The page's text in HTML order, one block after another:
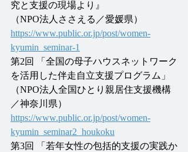
究と支援の現場より』
（NPO法人ささえる／愛媛県）
https://www.public.or.jp/post/women-
kyumin_seminar-1
第2回 「全国の母子ハウスネットワーク
を活用した伴走自立支援プログラム」
（NPO法人全国ひとり親居住支援機構
／神奈川県）
https://www.public.or.jp/post/women-
kyumin_seminar2_houkoku
第3回 「若年女性の包括的支援の実践か